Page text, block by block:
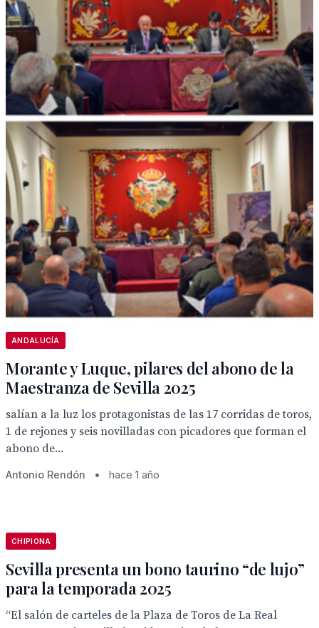
ANDALUCÍA
Morante y Luque, pilares del abono de la
Maestranza de Sevilla 2025
salían a la luz los protagonistas de las 17 corridas de toros,
1 de rejones y seis novilladas con picadores que forman el
abono de...
Antonio Rendón • hace 1 año
CHIPIONA
Sevilla presenta un bono taurino “de lujo”
para la temporada 2025
“El salón de carteles de la Plaza de Toros de La Real